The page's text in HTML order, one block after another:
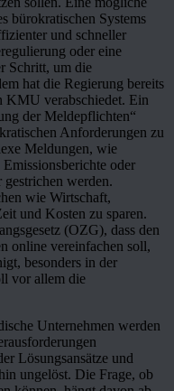
bürokratischen Systems
und schneller
oder eine
Schritt, um die
hat die Regierung bereits
KMU verabschiedet. Ein
der Meldepflichten“
Anforderungen zu
Meldungen, wie
oder
werden.
wie Wirtschaft,
und Kosten zu sparen.
(OZG), dass den
online vereinfachen soll,
besonders in der
vor allem die
Unternehmen werden
Lösungsansätze und
ungelöst. Die Frage, ob